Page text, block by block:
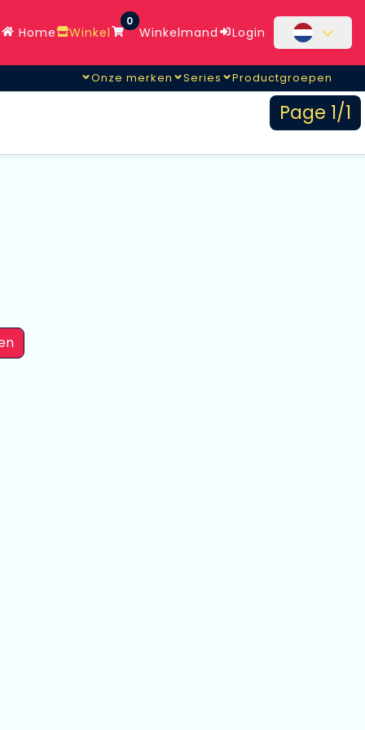
Home Winkel
0
Winkelmand Login
Onze merken Series Productgroepen
Page 1/1